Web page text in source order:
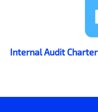
Internal Audit Charter